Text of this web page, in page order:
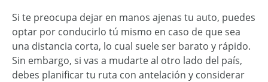
Si te preocupa dejar en manos ajenas tu auto, puedes
optar por conducirlo tú mismo en caso de que sea
una distancia corta, lo cual suele ser barato y rápido.
Sin embargo, si vas a mudarte al otro lado del país,
debes planificar tu ruta con antelación y considerar